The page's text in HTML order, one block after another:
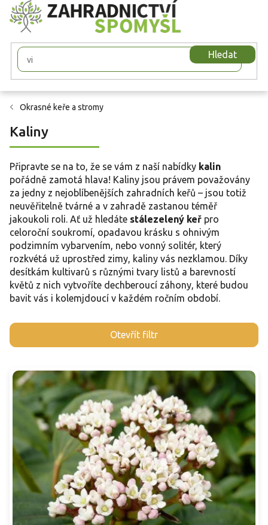
Přejít
na
obsah
Hledat
Okrasné keře a stromy
Kaliny
Připravte se na to, že se vám z naší nabídky kalin
pořádně zamotá hlava! Kaliny jsou právem považovány
za jedny z nejoblíbenějších zahradních keřů – jsou totiž
neuvěřitelně tvárné a v zahradě zastanou téměř
jakoukoli roli. Ať už hledáte stálezelený keř pro
celoroční soukromí, opadavou krásku s ohnivým
podzimním vybarvením, nebo vonný solitér, který
rozkvétá už uprostřed zimy, kaliny vás nezklamou. Díky
desítkám kultivarů s různými tvary listů a barevností
květů z nich vytvoříte dechberoucí záhony, které budou
bavit vás i kolemjdoucí v každém ročním období.
Otevřít filtr
V
ý
s
p
u
t